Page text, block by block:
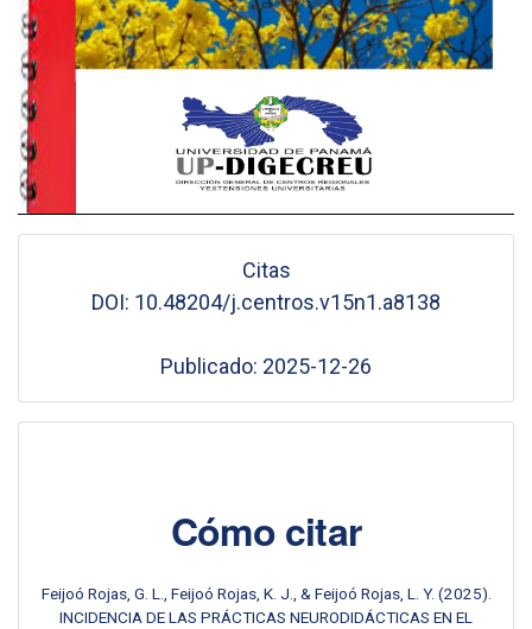
Citas
DOI: 10.48204/j.centros.v15n1.a8138
Publicado: 2025-12-26
Cómo citar
Feijoó Rojas, G. L., Feijoó Rojas, K. J., & Feijoó Rojas, L. Y. (2025).
INCIDENCIA DE LAS PRÁCTICAS NEURODIDÁCTICAS EN EL